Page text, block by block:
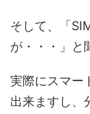
そして、「
が・・・」と
実際にスマー
出来ますし、